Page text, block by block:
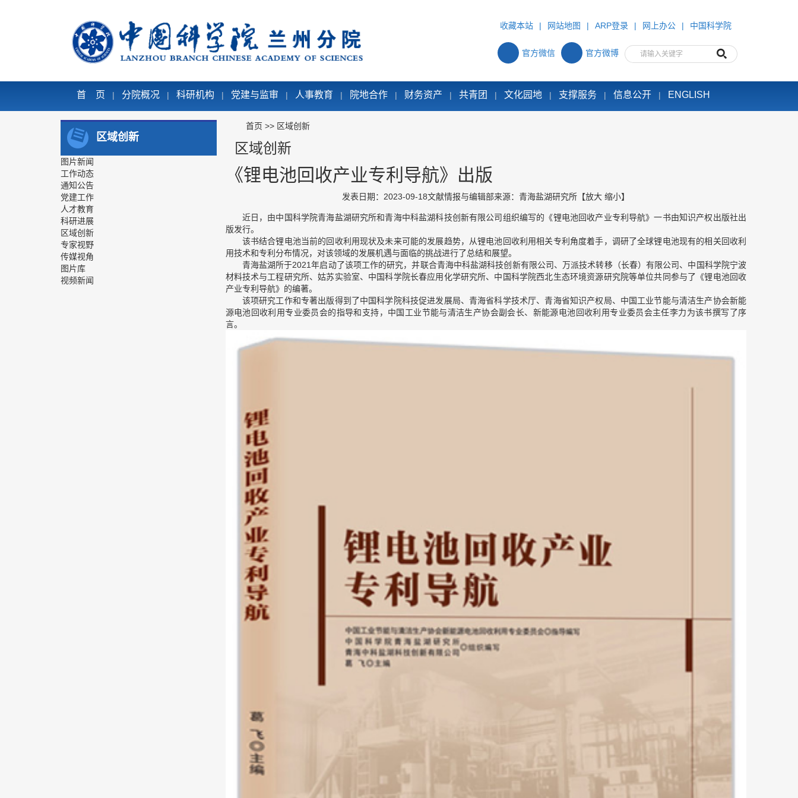
收藏本站 | 网站地图 | ARP登录 | 网上办公 | 中国科学院
官方微信 官方微博
首 页 | 分院概况 | 科研机构 | 党建与监审 | 人事教育 | 院地合作 | 财务资产 | 共青团 | 文化园地 | 支撑服务 | 信息公开 | ENGLISH
区域创新
图片新闻
工作动态
通知公告
党建工作
人才教育
科研进展
区域创新
专家视野
传媒视角
图片库
视频新闻
首页 >> 区域创新
区域创新
《锂电池回收产业专利导航》出版
发表日期：2023-09-18文献情报与编辑部来源：青海盐湖研究所 【放大 缩小】
近日，由中国科学院青海盐湖研究所和青海中科盐湖科技创新有限公司组织编写的《锂电池回收产业专利导航》一书由知识产权出版社出
版发行。
该书结合锂电池当前的回收利用现状及未来可能的发展趋势，从锂电池回收利用相关专利角度着手，调研了全球锂电池现有的相关回收利
用技术和专利分布情况，对该领域的发展机遇与面临的挑战进行了总结和展望。
青海盐湖所于2021年启动了该项工作的研究，并联合青海中科盐湖科技创新有限公司、万派技术转移（长春）有限公司、中国科学院宁波
材料技术与工程研究所、姑苏实验室、中国科学院长春应用化学研究所、中国科学院西北生态环境资源研究院等单位共同参与了《锂电池回收
产业专利导航》的编著。
该项研究工作和专著出版得到了中国科学院科技促进发展局、青海省科学技术厅、青海省知识产权局、中国工业节能与清洁生产协会新能
源电池回收利用专业委员会的指导和支持，中国工业节能与清洁生产协会副会长、新能源电池回收利用专业委员会主任李力为该书撰写了序
言。